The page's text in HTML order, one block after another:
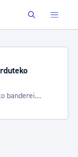
Buscar
banderei